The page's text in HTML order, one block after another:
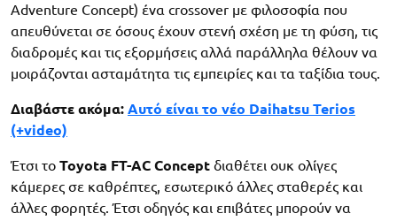
Adventure Concept) ένα crossover με φιλοσοφία που
απευθύνεται σε όσους έχουν στενή σχέση με τη φύση, τις
διαδρομές και τις εξορμήσεις αλλά παράλληλα θέλουν να
μοιράζονται ασταμάτητα τις εμπειρίες και τα ταξίδια τους.
Διαβάστε ακόμα: Αυτό είναι το νέο Daihatsu Terios
(+video)
Έτσι το Toyota FT-AC Concept διαθέτει ουκ ολίγες
κάμερες σε καθρέπτες, εσωτερικό άλλες σταθερές και
άλλες φορητές. Έτσι οδηγός και επιβάτες μπορούν να